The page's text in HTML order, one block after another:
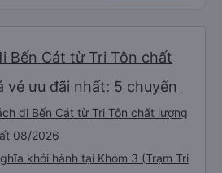
Bến Cát từ Tri Tôn chất
vé ưu đãi nhất: 5 chuyến
đi Bến Cát từ Tri Tôn chất lượng
08/2026
khởi hành tại Khóm 3 (Trạm Tri